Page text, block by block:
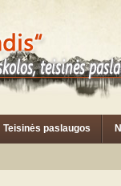
Teisinės paslaugos